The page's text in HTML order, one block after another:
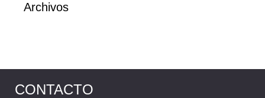
Archivos
CONTACTO